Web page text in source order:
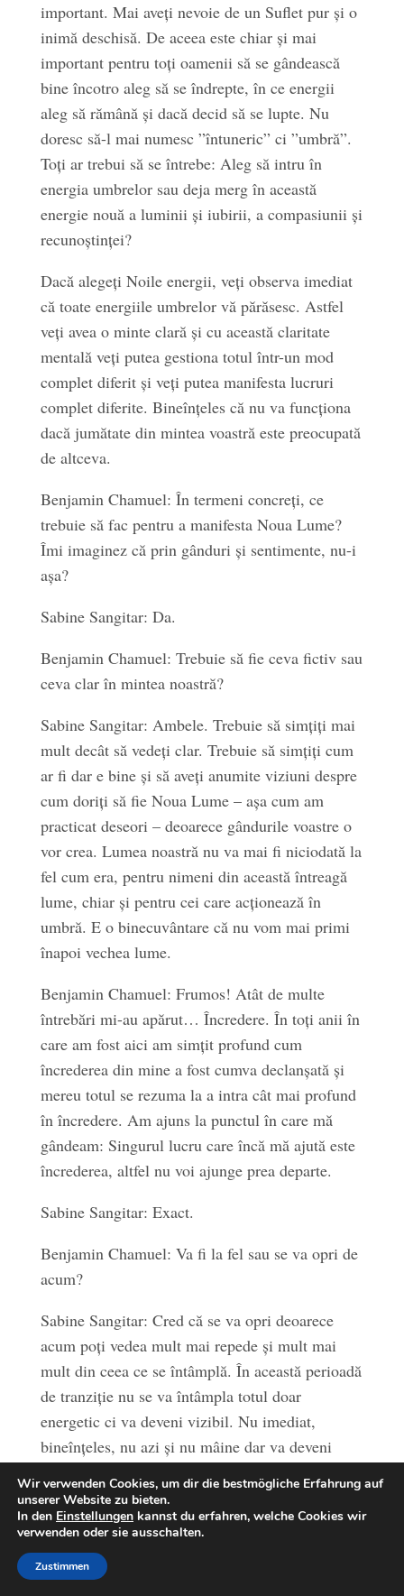
important. Mai aveți nevoie de un Suflet pur și o
inimă deschisă. De aceea este chiar și mai
important pentru toți oamenii să se gândească
bine încotro aleg să se îndrepte, în ce energii
aleg să rămână și dacă decid să se lupte. Nu
doresc să-l mai numesc ”întuneric” ci ”umbră”.
Toți ar trebui să se întrebe: Aleg să intru în
energia umbrelor sau deja merg în această
energie nouă a luminii și iubirii, a compasiunii și
recunoștinței?
Dacă alegeți Noile energii, veți observa imediat
că toate energiile umbrelor vă părăsesc. Astfel
veți avea o minte clară și cu această claritate
mentală veți putea gestiona totul într-un mod
complet diferit și veți putea manifesta lucruri
complet diferite. Bineînțeles că nu va funcționa
dacă jumătate din mintea voastră este preocupată
de altceva.
Benjamin Chamuel: În termeni concreți, ce
trebuie să fac pentru a manifesta Noua Lume?
Îmi imaginez că prin gânduri și sentimente, nu-i
așa?
Sabine Sangitar: Da.
Benjamin Chamuel: Trebuie să fie ceva fictiv sau
ceva clar în mintea noastră?
Sabine Sangitar: Ambele. Trebuie să simțiți mai
mult decât să vedeți clar. Trebuie să simțiți cum
ar fi dar e bine și să aveți anumite viziuni despre
cum doriți să fie Noua Lume – așa cum am
practicat deseori – deoarece gândurile voastre o
vor crea. Lumea noastră nu va mai fi niciodată la
fel cum era, pentru nimeni din această întreagă
lume, chiar și pentru cei care acționează în
umbră. E o binecuvântare că nu vom mai primi
înapoi vechea lume.
Benjamin Chamuel: Frumos! Atât de multe
întrebări mi-au apărut… Încredere. În toți anii în
care am fost aici am simțit profund cum
încrederea din mine a fost cumva declanșată și
mereu totul se rezuma la a intra cât mai profund
în încredere. Am ajuns la punctul în care mă
gândeam: Singurul lucru care încă mă ajută este
încrederea, altfel nu voi ajunge prea departe.
Sabine Sangitar: Exact.
Benjamin Chamuel: Va fi la fel sau se va opri de
acum?
Sabine Sangitar: Cred că se va opri deoarece
acum poți vedea mult mai repede și mult mai
mult din ceea ce se întâmplă. În această perioadă
de tranziție nu se va întâmpla totul doar
energetic ci va deveni vizibil. Nu imediat,
bineînțeles, nu azi și nu mâine dar va deveni
chiar acum!
Și îți vei putea folosi abilitățile mult mai mult. Îți
vei înțelege conștiința mai înaltă mult mai bine
Wir verwenden Cookies, um dir die bestmögliche Erfahrung auf
unserer Website zu bieten.
In den Einstellungen kannst du erfahren, welche Cookies wir
verwenden oder sie ausschalten.
Zustimmen